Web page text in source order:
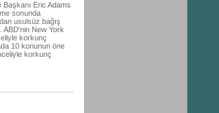
Eric Adams
sonunda
usulsüz bağış
ABD'nin New York
korkunç
10 konunun öne
korkunç